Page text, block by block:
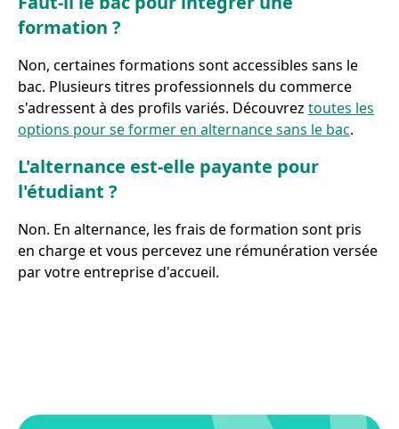
formation ?
Non, certaines formations sont accessibles sans le
bac. Plusieurs titres professionnels du commerce
s'adressent à des profils variés. Découvrez toutes les
options pour se former en alternance sans le bac.
L'alternance est-elle payante pour
l'étudiant ?
Non. En alternance, les frais de formation sont pris
en charge et vous percevez une rémunération versée
par votre entreprise d'accueil.